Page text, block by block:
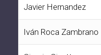
Javier Hernandez
Iván Roca Zambrano